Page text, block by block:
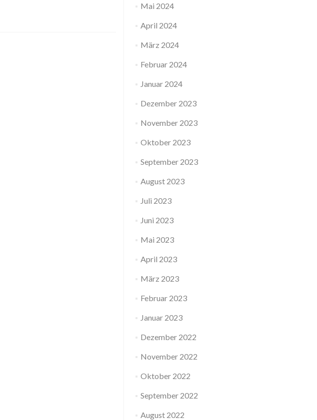
Mai 2024
April 2024
März 2024
Februar 2024
Januar 2024
Dezember 2023
November 2023
Oktober 2023
September 2023
August 2023
Juli 2023
Juni 2023
Mai 2023
April 2023
März 2023
Februar 2023
Januar 2023
Dezember 2022
November 2022
Oktober 2022
September 2022
August 2022